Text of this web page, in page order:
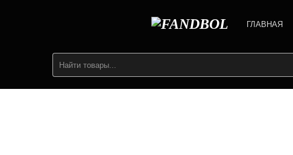
ГЛАВНАЯ